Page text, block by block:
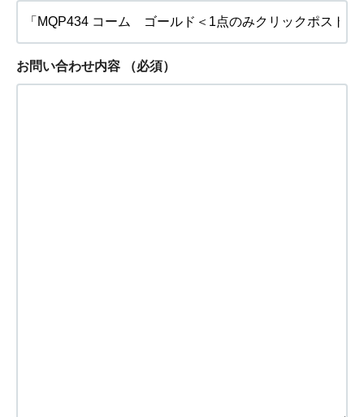
お問い合わせ内容 （必須）